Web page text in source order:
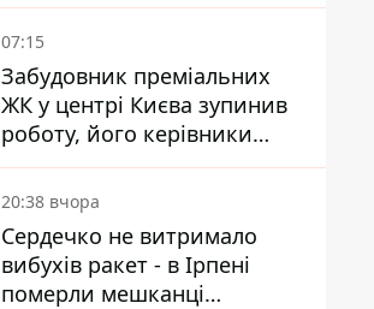
07:15
Забудовник преміальних
ЖК у центрі Києва зупинив
роботу, його керівники
втекли з України - Bihus.info
20:38 вчора
Сердечко не витримало
вибухів ракет - в Ірпені
померли мешканці